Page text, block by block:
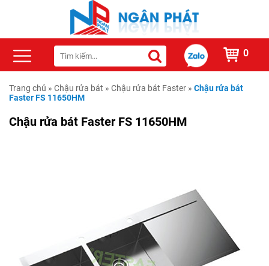
0
Trang chủ » Chậu rửa bát » Chậu rửa bát Faster » Chậu rửa bát
Faster FS 11650HM
Chậu rửa bát Faster FS 11650HM